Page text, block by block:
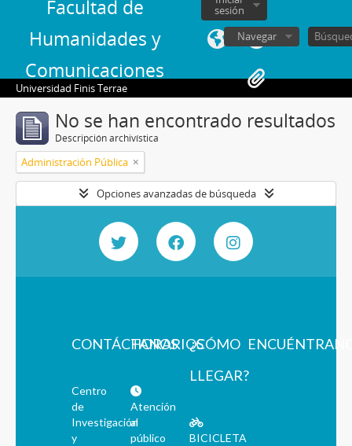
Facultad de
Humanidades y
Comunicaciones
sesión
Navegar
Universidad Finis Terrae
No se han encontrado resultados
Descripción archivística
Administración Pública
Opciones avanzadas de búsqueda
CONTÁCTANOS
Centro
de
Investigación
y
HORARIOS
Atención
al
público
¿CÓMO
LLEGAR?
BICICLETA